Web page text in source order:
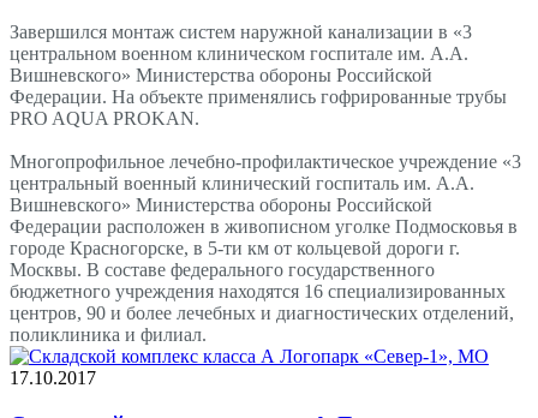
Завершился монтаж систем наружной канализации в «3
центральном военном клиническом госпитале им. А.А.
Вишневского» Министерства обороны Российской
Федерации. На объекте применялись гофрированные трубы
PRO AQUA PROKAN.
Многопрофильное лечебно-профилактическое учреждение «3
центральный военный клинический госпиталь им. А.А.
Вишневского» Министерства обороны Российской
Федерации расположен в живописном уголке Подмосковья в
городе Красногорске, в 5-ти км от кольцевой дороги г.
Москвы. В составе федерального государственного
бюджетного учреждения находятся 16 специализированных
центров, 90 и более лечебных и диагностических отделений,
поликлиника и филиал.
17.10.2017